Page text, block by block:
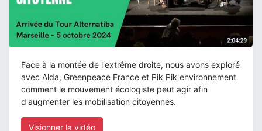
Face à la montée de l'extrême droite, nous avons exploré
avec Alda, Greenpeace France et Pik Pik environnement
comment le mouvement écologiste peut agir afin
d'augmenter les mobilisation citoyennes.
Visionner la vidéo